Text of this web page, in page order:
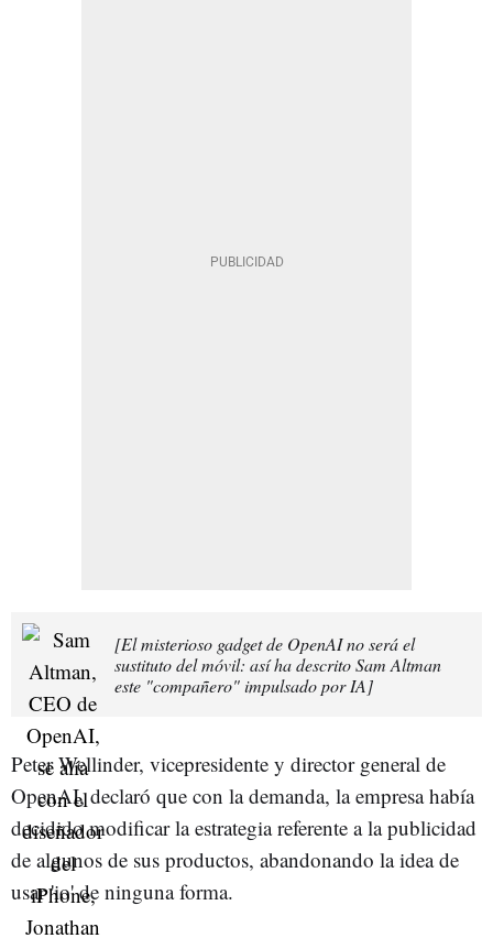
[El misterioso gadget de OpenAI no será el
sustituto del móvil: así ha descrito Sam Altman
este "compañero" impulsado por IA]
Peter Wellinder, vicepresidente y director general de
OpenAI, declaró que con la demanda, la empresa había
decidido modificar la estrategia referente a la publicidad
de algunos de sus productos, abandonando la idea de
usar 'io' de ninguna forma.